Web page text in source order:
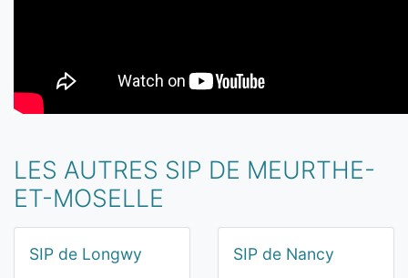
LES AUTRES SIP DE MEURTHE-
ET-MOSELLE
SIP de Longwy SIP de Nancy